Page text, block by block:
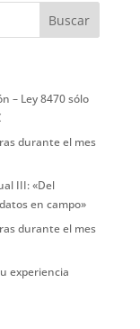
– Ley 8470 sólo
durante el mes
III: «Del
en campo»
durante el mes
experiencia